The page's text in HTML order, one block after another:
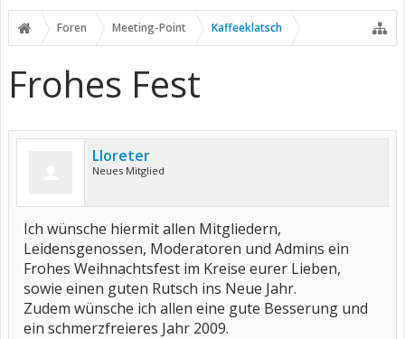
Foren Meeting-Point Kaffeeklatsch
Frohes Fest
Lloreter
Neues Mitglied
Ich wünsche hiermit allen Mitgliedern,
Leidensgenossen, Moderatoren und Admins ein
Frohes Weihnachtsfest im Kreise eurer Lieben,
sowie einen guten Rutsch ins Neue Jahr.
Zudem wünsche ich allen eine gute Besserung und
ein schmerzfreieres Jahr 2009.